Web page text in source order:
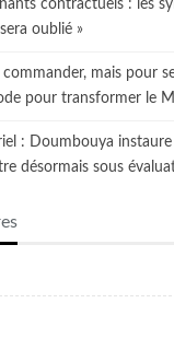
contractuels : les
oublié »
mais pour
pour transformer le
: Doumbouya
désormais sous